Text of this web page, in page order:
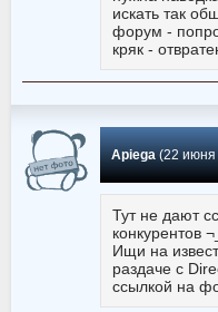
искать так
форум -
кряк -
Apiega(22 июня
Тут не дают
конкурентов
Ищи на
раздаче с
ссылкой на